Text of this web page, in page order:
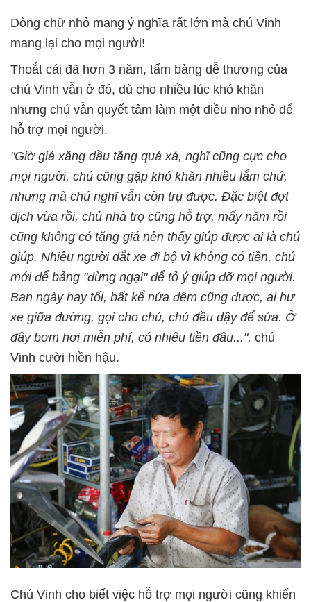
Dòng chữ nhỏ mang ý nghĩa rất lớn mà chú Vinh
mang lại cho mọi người!
Thoắt cái đã hơn 3 năm, tấm bảng dễ thương của
chú Vinh vẫn ở đó, dù cho nhiều lúc khó khăn
nhưng chú vẫn quyết tâm làm một điều nho nhỏ để
hỗ trợ mọi người.
"Giờ giá xăng dầu tăng quá xá, nghĩ cũng cực cho
mọi người, chú cũng gặp khó khăn nhiều lắm chứ,
nhưng mà chú nghĩ vẫn còn trụ được. Đặc biệt đợt
dịch vừa rồi, chủ nhà trọ cũng hỗ trợ, mấy năm rồi
cũng không có tăng giá nên thấy giúp được ai là chú
giúp. Nhiều người dắt xe đi bộ vì không có tiền, chú
mới để bảng "đừng ngại" để tỏ ý giúp đỡ mọi người.
Ban ngày hay tối, bất kể nửa đêm cũng được, ai hư
xe giữa đường, gọi cho chú, chú đều dậy để sửa. Ở
đây bơm hơi miễn phí, có nhiêu tiền đâu...", chú
Vinh cười hiền hậu.
Chú Vinh cho biết việc hỗ trợ mọi người cũng khiến